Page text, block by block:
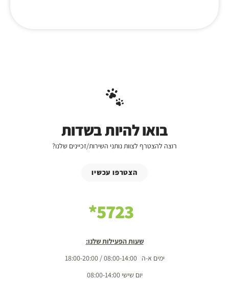
בואו להיות בשדות
רוצה להצטרף לצוות נותני השירות/זכיינים שלנו?
הצטרפו עכשיו
5723*
שעות הפעילות שלנו:
ימים א-ה 08:00-14:00 / 18:00-20:00
יום שישי 08:00-14:00